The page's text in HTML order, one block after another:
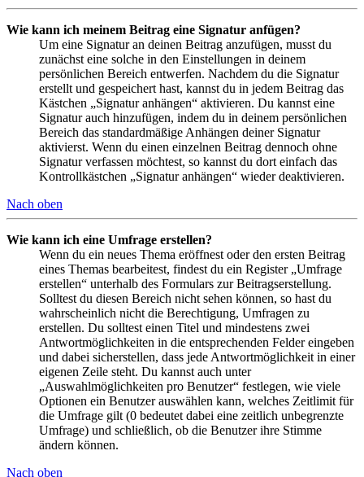
Wie kann ich meinem Beitrag eine Signatur anfügen?
Um eine Signatur an deinen Beitrag anzufügen, musst du
zunächst eine solche in den Einstellungen in deinem
persönlichen Bereich entwerfen. Nachdem du die Signatur
erstellt und gespeichert hast, kannst du in jedem Beitrag das
Kästchen „Signatur anhängen“ aktivieren. Du kannst eine
Signatur auch hinzufügen, indem du in deinem persönlichen
Bereich das standardmäßige Anhängen deiner Signatur
aktivierst. Wenn du einen einzelnen Beitrag dennoch ohne
Signatur verfassen möchtest, so kannst du dort einfach das
Kontrollkästchen „Signatur anhängen“ wieder deaktivieren.
Nach oben
Wie kann ich eine Umfrage erstellen?
Wenn du ein neues Thema eröffnest oder den ersten Beitrag
eines Themas bearbeitest, findest du ein Register „Umfrage
erstellen“ unterhalb des Formulars zur Beitragserstellung.
Solltest du diesen Bereich nicht sehen können, so hast du
wahrscheinlich nicht die Berechtigung, Umfragen zu
erstellen. Du solltest einen Titel und mindestens zwei
Antwortmöglichkeiten in die entsprechenden Felder eingeben
und dabei sicherstellen, dass jede Antwortmöglichkeit in einer
eigenen Zeile steht. Du kannst auch unter
„Auswahlmöglichkeiten pro Benutzer“ festlegen, wie viele
Optionen ein Benutzer auswählen kann, welches Zeitlimit für
die Umfrage gilt (0 bedeutet dabei eine zeitlich unbegrenzte
Umfrage) und schließlich, ob die Benutzer ihre Stimme
ändern können.
Nach oben